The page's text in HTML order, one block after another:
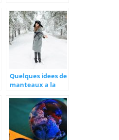
Quelques idees de
manteaux a la